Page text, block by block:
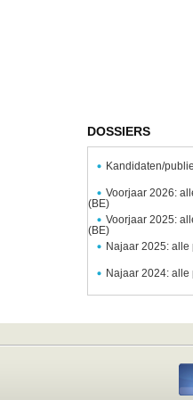
DOSSIERS
Kandidaten/
Voorjaar 2026:
(BE)
Voorjaar 2025:
(BE)
Najaar 2025:
Najaar 2024: